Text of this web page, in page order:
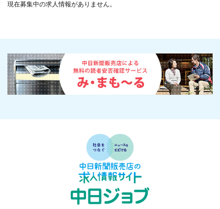
現在募集中の求人情報がありません。